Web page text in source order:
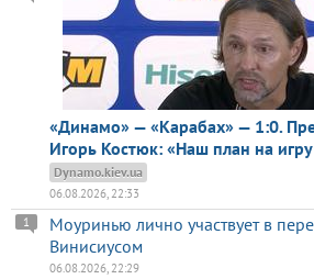
«Динамо» — «Карабах» — 1:0.
Игорь Костюк: «Наш план на
Dynamo.kiev.ua
06.08.2026, 22:33
Моуринью лично участвует в
Винисиусом
1
06.08.2026, 22:29